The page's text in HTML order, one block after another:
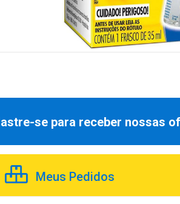
se para receber nossas
Meus Pedidos